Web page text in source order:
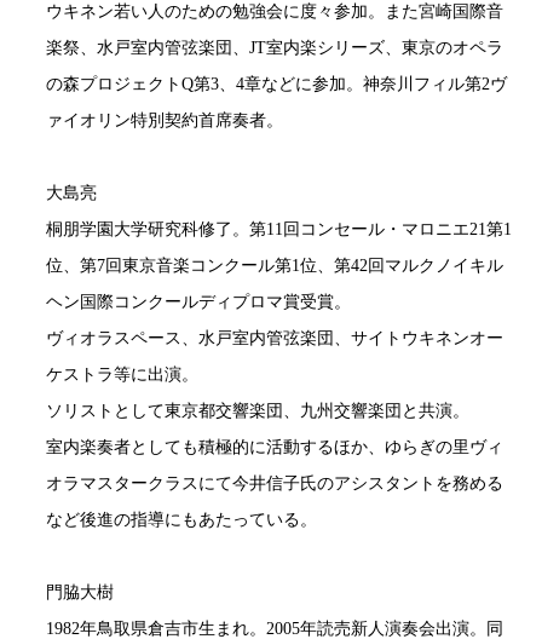
ウキネン若い人のための勉強会に度々参加。また宮崎国際音
楽祭、水戸室内管弦楽団、JT室内楽シリーズ、東京のオペラ
の森プロジェクトQ第3、4章などに参加。神奈川フィル第2ヴ
ァイオリン特別契約首席奏者。
大島亮
桐朋学園大学研究科修了。第11回コンセール・マロニエ21第1
位、第7回東京音楽コンクール第1位、第42回マルクノイキル
ヘン国際コンクールディプロマ賞受賞。
ヴィオラスペース、水戸室内管弦楽団、サイトウキネンオー
ケストラ等に出演。
ソリストとして東京都交響楽団、九州交響楽団と共演。
室内楽奏者としても積極的に活動するほか、ゆらぎの里ヴィ
オラマスタークラスにて今井信子氏のアシスタントを務める
など後進の指導にもあたっている。
門脇大樹
1982年鳥取県倉吉市生まれ。2005年読売新人演奏会出演。同